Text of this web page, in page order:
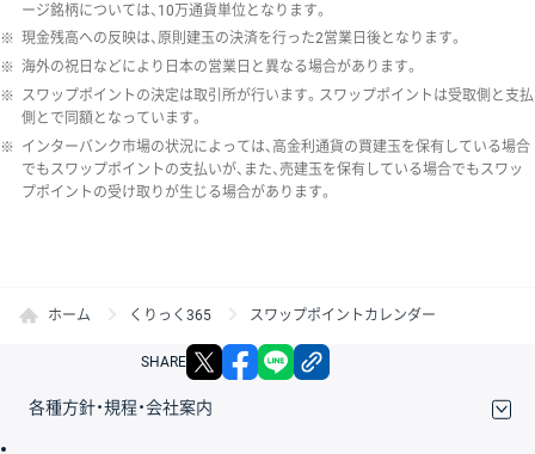
ージ銘柄については、10万通貨単位となります。
※ 現金残高への反映は、原則建玉の決済を行った2営業日後となります。
※ 海外の祝日などにより日本の営業日と異なる場合があります。
※ スワップポイントの決定は取引所が行います。スワップポイントは受取側と支払
側とで同額となっています。
※ インターバンク市場の状況によっては、高金利通貨の買建玉を保有している場合
でもスワップポイントの支払いが、また、売建玉を保有している場合でもスワッ
プポイントの受け取りが生じる場合があります。
ホーム くりっく365 スワップポイントカレンダー
SHARE X facebook
各種方針・規程・会社案内